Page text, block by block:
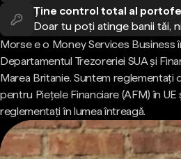
Ține control total al
Doar tu poți atinge banii tăi,
Morse e o Money Services Business
Departamentul Trezoreriei SUA și
Marea Britanie. Suntem reglementați
pentru Piețele Financiare (AFM) în
reglementați în lumea întreagă.